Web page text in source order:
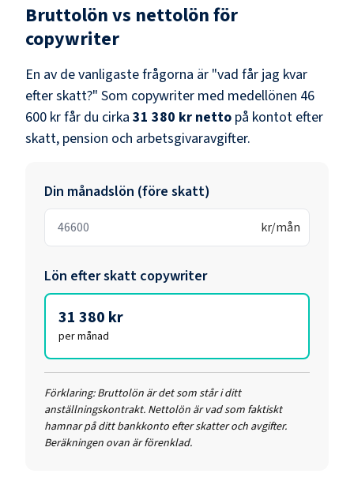
Bruttolön vs nettolön för
copywriter
En av de vanligaste frågorna är "vad får jag kvar
efter skatt?" Som copywriter med medellönen 46
600 krfår du cirka 31 380 kr netto på kontot efter
skatt, pension och arbetsgivaravgifter.
Din månadslön (före skatt)
kr/mån
Lön efter skatt copywriter
31 380 kr
per månad
Förklaring: Bruttolön är det som står i ditt
anställningskontrakt. Nettolön är vad som faktiskt
hamnar på ditt bankkonto efter skatter och avgifter.
Beräkningen ovan är förenklad.